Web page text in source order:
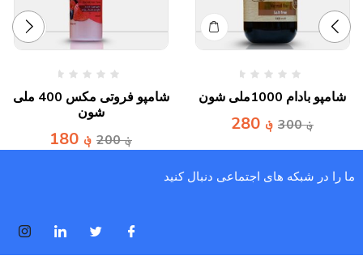
شامپو بادام 1000ملی شون
؋300 ؋
شامپو فروتی مکس 400 ملی
شون
؋200 ؋
ما را در شبکه های اجتماعی دنبال کنید